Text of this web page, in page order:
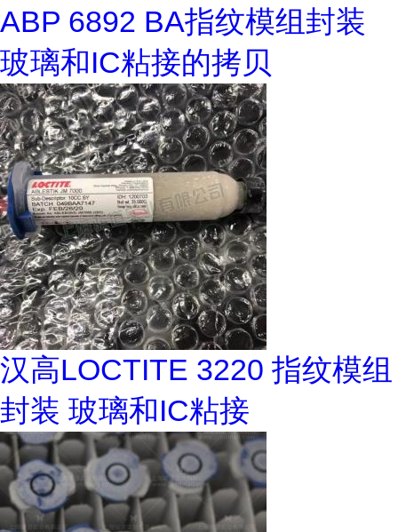
ABP 6892 BA指纹模组封装
玻璃和IC粘接的拷贝
汉高LOCTITE 3220 指纹模组
封装 玻璃和IC粘接